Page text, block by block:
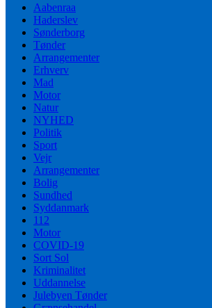
Aabenraa
Haderslev
Sønderborg
Tønder
Arrangementer
Erhverv
Mad
Motor
Natur
NYHED
Politik
Sport
Vejr
Arrangementer
Bolig
Sundhed
Syddanmark
112
Motor
COVID-19
Sort Sol
Kriminalitet
Uddannelse
Julebyen Tønder